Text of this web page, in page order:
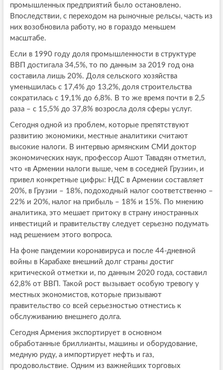
промышленных предприятий было остановлено.
Впоследствии, с переходом на рыночные рельсы, часть из
них возобновила работу, но в гораздо меньшем
масштабе.
Если в 1990 году доля промышленности в структуре
ВВП достигала 34,5%, то по данным за 2019 год она
составила лишь 20%. Доля сельского хозяйства
уменьшилась с 17,4% до 13,2%, доля строительства
сократилась с 19,1% до 6,8%. В то же время почти в 2,5
раза – с 15,5% до 37,8% возросла доля сферы услуг.
Сегодня одной из проблем, которые препятствуют
развитию экономики, местные аналитики считают
высокие налоги. В интервью армянским СМИ доктор
экономических наук, профессор Ашот Тавадян отметил,
что «в Армении налоги выше, чем в соседней Грузии», и
привел конкретные цифры: НДС в Армении составляет
20%, в Грузии – 18%, подоходный налог соответственно –
22% и 20%, налог на прибыль – 18% и 15%. По мнению
аналитика, это мешает притоку в страну иностранных
инвестиций и правительству следует серьезно подумать
над решением этого вопроса.
На фоне пандемии коронавируса и после 44-дневной
войны в Карабахе внешний долг страны достиг
критической отметки и, по данным 2020 года, составил
62,8% от ВВП. Такой рост вызывает особую тревогу у
местных экономистов, которые призывают
правительство со всей серьезностью отнестись к
обслуживанию внешнего долга.
Сегодня Армения экспортирует в основном
обработанные бриллианты, машины и оборудование,
медную руду, а импортирует нефть и газ,
продовольствие. Одним из важнейших торговых